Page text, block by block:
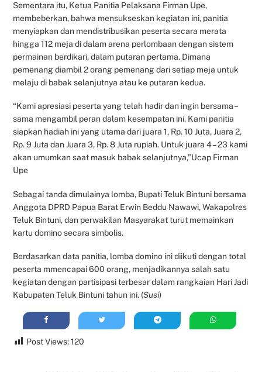
Sementara itu, Ketua Panitia Pelaksana Firman Upe,
membeberkan, bahwa mensukseskan kegiatan ini, panitia
menyiapkan dan mendistribusikan peserta secara merata
hingga 112 meja di dalam arena perlombaan dengan sistem
permainan berdikari, dalam putaran pertama. Dimana
pemenang diambil 2 orang pemenang dari setiap meja untuk
melaju di babak selanjutnya atau ke putaran kedua.
“Kami apresiasi peserta yang telah hadir dan ingin bersama –
sama mengambil peran dalam kesempatan ini. Kami panitia
siapkan hadiah ini yang utama dari juara 1, Rp. 10 Juta, Juara 2,
Rp. 9 Juta dan Juara 3, Rp. 8 Juta rupiah. Untuk juara 4 – 23 kami
akan umumkan saat masuk babak selanjutnya,”Ucap Firman
Upe
Sebagai tanda dimulainya lomba, Bupati Teluk Bintuni bersama
Anggota DPRD Papua Barat Erwin Beddu Nawawi, Wakapolres
Teluk Bintuni, dan perwakilan Masyarakat turut memainkan
kartu domino secara simbolis.
Berdasarkan data panitia, lomba domino ini diikuti dengan total
peserta mmencapai 600 orang, menjadikannya salah satu
kegiatan dengan partisipasi terbesar dalam rangkaian Hari Jadi
Kabupaten Teluk Bintuni tahun ini. (Susi)
Post Views: 120